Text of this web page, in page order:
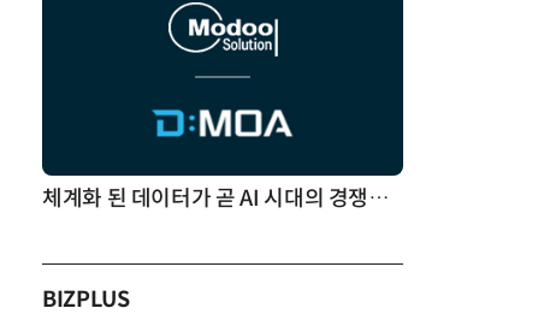
체계화 된 데이터가 곧 AI 시대의 경쟁력이다
BIZPLUS